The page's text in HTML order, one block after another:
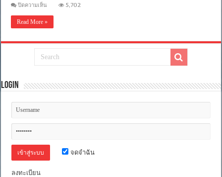
ปิดความเห็น
1080P]
Boys
(2018)
อัจฉริยะ
DTS]
[บรรยาย
5,702
Read More »
Login
จดจำฉัน
ลงทะเบียน